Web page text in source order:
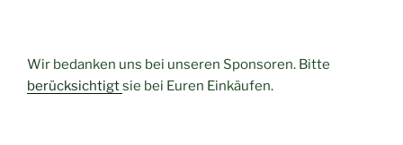
Wir bedanken uns bei unseren Sponsoren. Bitte
berücksichtigtsie bei Euren Einkäufen.